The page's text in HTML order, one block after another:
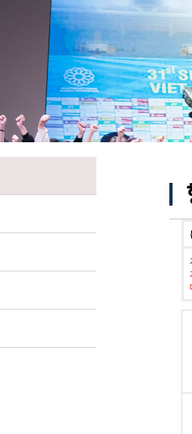
학교 CI
교직원현황
학생현황
위치/전화
전경사진